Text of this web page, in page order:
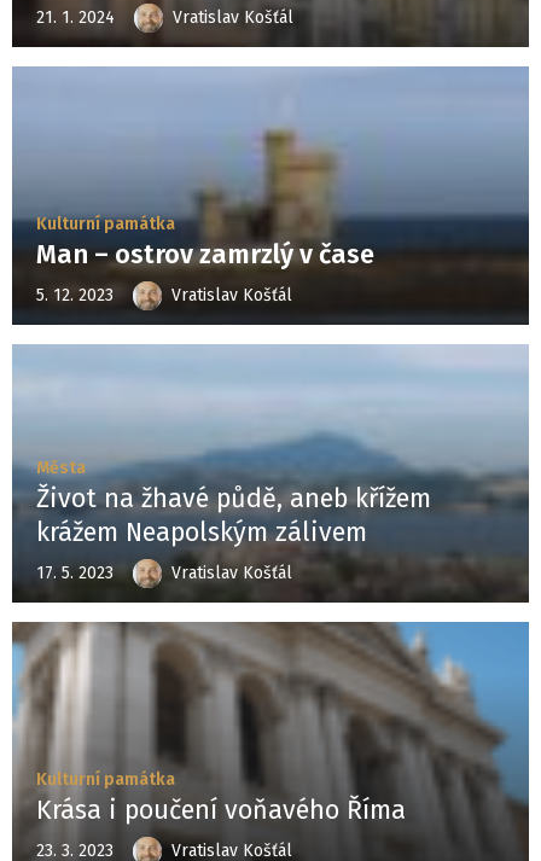
21. 1. 2024 Vratislav Košťál
Kulturní památka
Man – ostrov zamrzlý v čase
5. 12. 2023 Vratislav Košťál
Města
Život na žhavé půdě, aneb křížem
krážem Neapolským zálivem
17. 5. 2023 Vratislav Košťál
Kulturní památka
Krása i poučení voňavého Říma
23. 3. 2023 Vratislav Košťál